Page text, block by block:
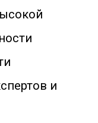
и